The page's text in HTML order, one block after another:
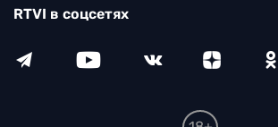
RTVI в соцсетях